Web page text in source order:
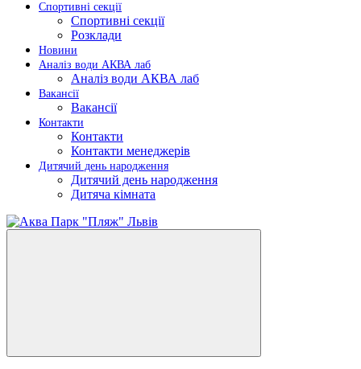
Спортивні секції
Спортивні секції
Розклади
Новини
Аналіз води АКВА лаб​
Аналіз води АКВА лаб​
Вакансії
Вакансії
Контакти
Контакти
Контакти менеджерів
Дитячий день народження
Дитячий день народження
Дитяча кімната